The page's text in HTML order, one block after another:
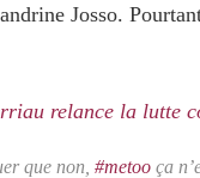
Josso.
relance la lutte
que non, #metoo ça